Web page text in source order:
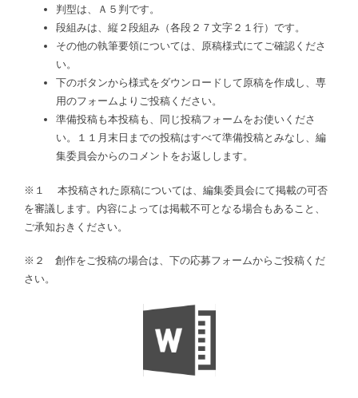
判型は、Ａ５判です。
段組みは、縦２段組み（各段２７文字２１行）です。
その他の執筆要領については、原稿様式にてご確認くださ
い。
下のボタンから様式をダウンロードして原稿を作成し、専
用のフォームよりご投稿ください。
準備投稿も本投稿も、同じ投稿フォームをお使いくださ
い。１１月末日までの投稿はすべて準備投稿とみなし、編
集委員会からのコメントをお返しします。
​※１ 本投稿された原稿については、編集委員会にて掲載の可否
を審議します。内容によっては掲載不可となる場合もあること、
ご承知おきください。
※２ 創作をご投稿の場合は、下の応募フォームからご投稿くだ
さい。